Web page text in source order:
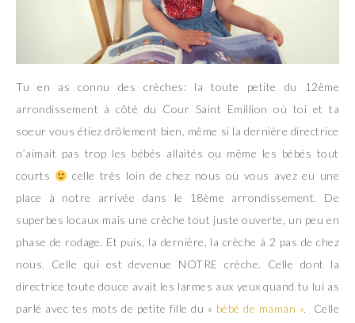
Tu en as connu des crèches: la toute petite du 12ème
arrondissement à côté du Cour Saint Emillion où toi et ta
soeur vous étiez drôlement bien, même si la dernière directrice
n’aimait pas trop les bébés allaités ou même les bébés tout
courts
celle très loin de chez nous où vous avez eu une
place à notre arrivée dans le 18ème arrondissement. De
superbes locaux mais une crèche tout juste ouverte, un peu en
phase de rodage. Et puis, la dernière, la crèche à 2 pas de chez
nous. Celle qui est devenue NOTRE crèche. Celle dont la
directrice toute douce avait les larmes aux yeux quand tu lui as
parlé avec tes mots de petite fille du « bébé de maman ». Celle